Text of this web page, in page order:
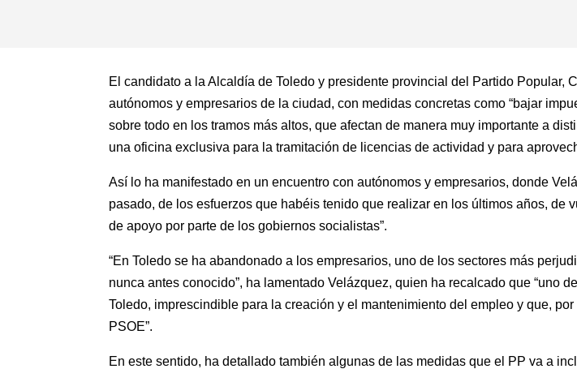
El candidato a la Alcaldía de Toledo y presidente provincial del Partido
autónomos y empresarios de la ciudad, con medidas concretas como “bajar
sobre todo en los tramos más altos, que afectan de manera muy importante a
una oficina exclusiva para la tramitación de licencias de actividad y para
Así lo ha manifestado en un encuentro con autónomos y empresarios, donde
pasado, de los esfuerzos que habéis tenido que realizar en los últimos años,
de apoyo por parte de los gobiernos socialistas”.
“En Toledo se ha abandonado a los empresarios, uno de los sectores más
nunca antes conocido”, ha lamentado Velázquez, quien ha recalcado que “uno
Toledo, imprescindible para la creación y el mantenimiento del empleo y que,
PSOE”.
En este sentido, ha detallado también algunas de las medidas que el PP va a